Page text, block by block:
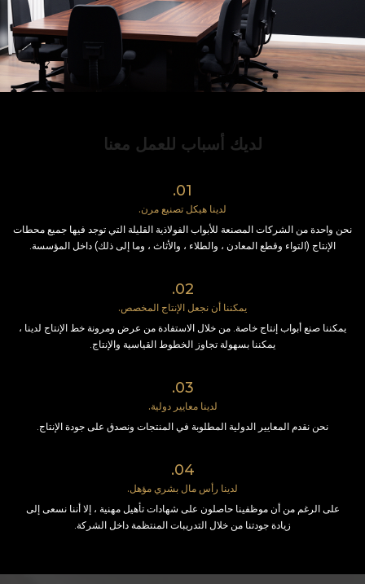
لديك أسباب للعمل معنا
01.
لدينا هيكل تصنيع مرن.
نحن واحدة من الشركات المصنعة للأبواب الفولاذية القليلة التي توجد فيها جميع محطات
الإنتاج (التواء وقطع المعادن ، والطلاء ، والأثاث ، وما إلى ذلك) داخل المؤسسة.
02.
يمكننا أن نجعل الإنتاج المخصص.
يمكننا صنع أبواب إنتاج خاصة. من خلال الاستفادة من عرض ومرونة خط الإنتاج لدينا ،
يمكننا بسهولة تجاوز الخطوط القياسية والإنتاج.
03.
لدينا معايير دولية.
نحن نقدم المعايير الدولية المطلوبة في المنتجات ونصدق على جودة الإنتاج.
04.
لدينا رأس مال بشري مؤهل.
على الرغم من أن موظفينا حاصلون على شهادات تأهيل مهنية ، إلا أننا نسعى إلى
زيادة جودتنا من خلال التدريبات المنتظمة داخل الشركة.